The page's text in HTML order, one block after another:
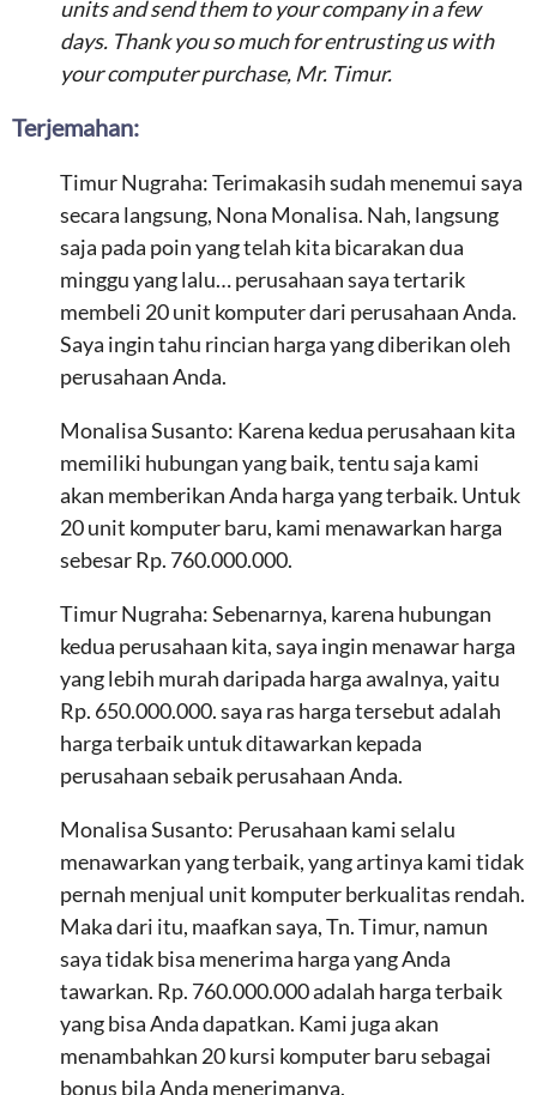
units and send them to your company in a few
days. Thank you so much for entrusting us with
your computer purchase, Mr. Timur.
Terjemahan:
Timur Nugraha: Terimakasih sudah menemui saya
secara langsung, Nona Monalisa. Nah, langsung
saja pada poin yang telah kita bicarakan dua
minggu yang lalu… perusahaan saya tertarik
membeli 20 unit komputer dari perusahaan Anda.
Saya ingin tahu rincian harga yang diberikan oleh
perusahaan Anda.
Monalisa Susanto: Karena kedua perusahaan kita
memiliki hubungan yang baik, tentu saja kami
akan memberikan Anda harga yang terbaik. Untuk
20 unit komputer baru, kami menawarkan harga
sebesar Rp. 760.000.000.
Timur Nugraha: Sebenarnya, karena hubungan
kedua perusahaan kita, saya ingin menawar harga
yang lebih murah daripada harga awalnya, yaitu
Rp. 650.000.000. saya ras harga tersebut adalah
harga terbaik untuk ditawarkan kepada
perusahaan sebaik perusahaan Anda.
Monalisa Susanto: Perusahaan kami selalu
menawarkan yang terbaik, yang artinya kami tidak
pernah menjual unit komputer berkualitas rendah.
Maka dari itu, maafkan saya, Tn. Timur, namun
saya tidak bisa menerima harga yang Anda
tawarkan. Rp. 760.000.000 adalah harga terbaik
yang bisa Anda dapatkan. Kami juga akan
menambahkan 20 kursi komputer baru sebagai
bonus bila Anda menerimanya.